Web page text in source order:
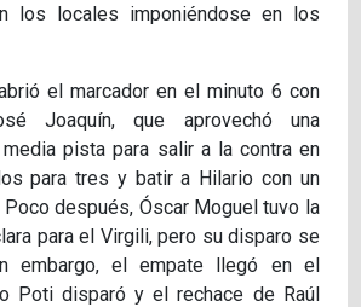
los locales imponiéndose en los
el marcador en el minuto 6 con
Joaquín, que aprovechó una
pista para salir a la contra en
para tres y batir a Hilario con un
Poco después, Óscar Moguel tuvo la
para el Virgili, pero su disparo se
embargo, el empate llegó en el
Poti disparó y el rechace de Raúl